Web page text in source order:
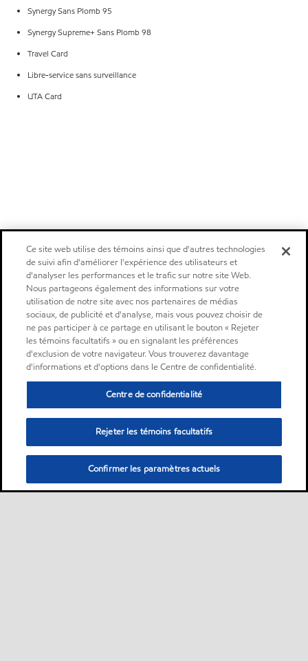
Synergy Sans Plomb 95
Synergy Supreme+ Sans Plomb 98
Travel Card
Libre-service sans surveillance
UTA Card
Ce site web utilise des témoins ainsi que d'autres technologies
de suivi afin d'améliorer l'expérience des utilisateurs et
d'analyser les performances et le trafic sur notre site Web.
Nous partageons également des informations sur votre
utilisation de notre site avec nos partenaires de médias
sociaux, de publicité et d'analyse, mais vous pouvez choisir de
ne pas participer à ce partage en utilisant le bouton « Rejeter
les témoins facultatifs » ou en signalant les préférences
d'exclusion de votre navigateur. Vous trouverez davantage
d'informations et d'options dans le Centre de confidentialité.
Centre de confidentialité
Rejeter les témoins facultatifs
Confirmer les paramètres actuels